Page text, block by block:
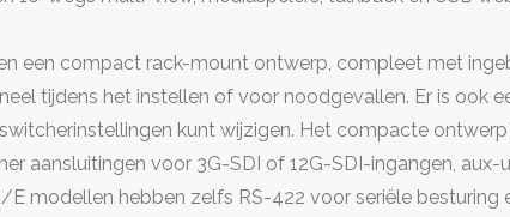
een compact rack-mount ontwerp, compleet met
tijdens het instellen of voor noodgevallen. Er is ook
kunt wijzigen. Het compacte
aansluitingen voor 3G-SDI of 12G-SDI-ingangen,
modellen hebben zelfs RS-422 voor seriële besturing